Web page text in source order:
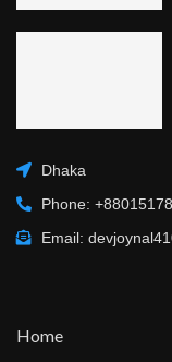
Dhaka
Phone:
Email:
Home